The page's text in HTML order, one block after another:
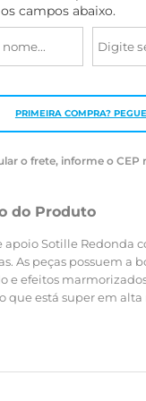
campos abaixo.
PRIMEIRA COMPRA?
o frete, informe o CEP
do Produto
apoio Sotille Redonda
As peças possuem a
e efeitos
que está super em